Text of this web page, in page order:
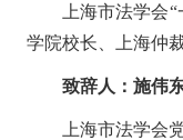
上海市法学会“
学院校长、上海仲
致辞人：施伟
上海市法学会